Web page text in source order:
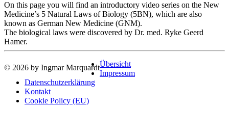
On this page you will find an introductory video series on the New
Medicine’s 5 Natural Laws of Biology (5BN), which are also
known as German New Medicine (GNM).
The biological laws were discovered by Dr. med. Ryke Geerd
Hamer.
© 2026 by Ingmar MarquardtÜbersicht
Impressum
Datenschutzerklärung
Kontakt
Cookie Policy (EU)